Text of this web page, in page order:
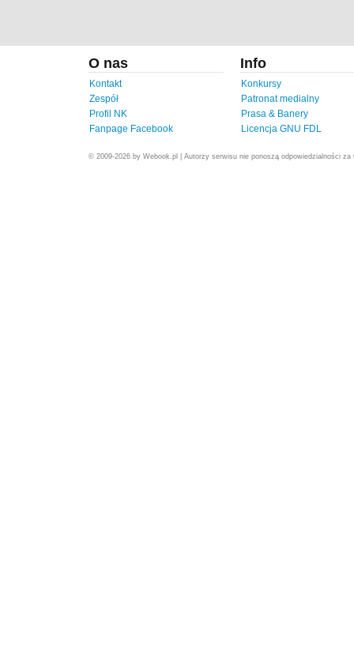
O nas
Kontakt
Zespół
Profil NK
Fanpage Facebook
Info
Konkursy
Patronat medialny
Prasa & Banery
Licencja GNU FDL
© 2009-2026 by Webook.pl | Autorzy serwisu nie ponoszą odpowiedzialności